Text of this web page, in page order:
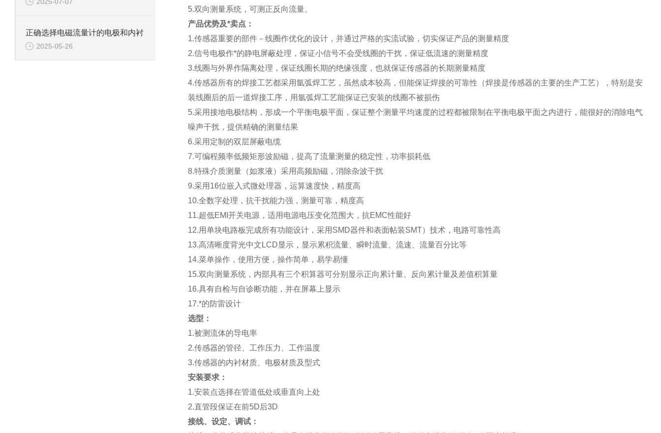
正确选择电磁流量计的电极和内衬
2025-05-26
5.双向测量系统，可测正反向流量。
产品优势及*卖点：
1.传感器重要的部件－线圈作优化的设计，并通过严格的实流试验，切实保证产品的测量精度
2.信号电极作*的静电屏蔽处理，保证小信号不会受线圈的干扰，保证低流速的测量精度
3.线圈与外界作隔离处理，保证线圈长期的绝缘强度，也就保证传感器的长期测量精度
4.传感器所有的焊接工艺都采用氩弧焊工艺，虽然成本较高，但能保证焊接的可靠性（焊接是传感器的主要的生产工艺），特别是安
装线圈后的后一道焊接工序，用氩弧焊工艺能保证已安装的线圈不被损伤
5.采用接地电极结构，形成一个平衡电极平面，保证整个测量平均速度的过程都被限制在平衡电极平面之内进行，能很好的消除电气
噪声干扰，提供精确的测量结果
6.采用定制的双层屏蔽电缆
7.可编程频率低频矩形波励磁，提高了流量测量的稳定性，功率损耗低
8.特殊介质测量（如浆液）采用高频励磁，消除杂波干扰
9.采用16位嵌入式微处理器，运算速度快，精度高
10.全数字处理，抗干扰能力强，测量可靠，精度高
11.超低EMI开关电源，适用电源电压变化范围大，抗EMC性能好
12.用单块电路板完成所有功能设计，采用SMD器件和表面帖装SMT）技术，电路可靠性高
13.高清晰度背光中文LCD显示，显示累积流量、瞬时流量、流速、流量百分比等
14.菜单操作，使用方便，操作简单，易学易懂
15.双向测量系统，内部具有三个积算器可分别显示正向累计量、反向累计量及差值积算量
16.具有自检与自诊断功能，并在屏幕上显示
17.*的防雷设计
选型：
1.被测流体的导电率
2.传感器的管径、工作压力、工作温度
3.传感器的内衬材质、电极材质及型式
安装要求：
1.安装点选择在管道低处或垂直向上处
2.直管段保证在前5D后3D
接线、设定、调试：